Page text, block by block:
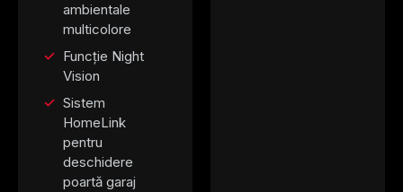
ambientale
multicolore
Funcție Night
Vision
Sistem
HomeLink
pentru
deschidere
poartă garaj